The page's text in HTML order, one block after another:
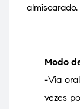
almiscarado.
Modo
-Via
vezes